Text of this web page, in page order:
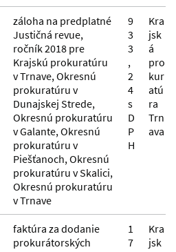
záloha na predplatné
Justičná revue,
ročník 2018 pre
Krajskú prokuratúru
v Trnave, Okresnú
prokuratúru v
Dunajskej Strede,
Okresnú prokuratúru
v Galante, Okresnú
prokuratúru v
Piešťanoch, Okresnú
prokuratúru v Skalici,
Okresnú prokuratúru
v Trnave
9
3
3
,
2
4
s
D
P
H
Kra
jsk
á
pro
kur
atú
ra
Trn
ava
faktúra za dodanie
prokurátorských
1
7
Kra
jsk